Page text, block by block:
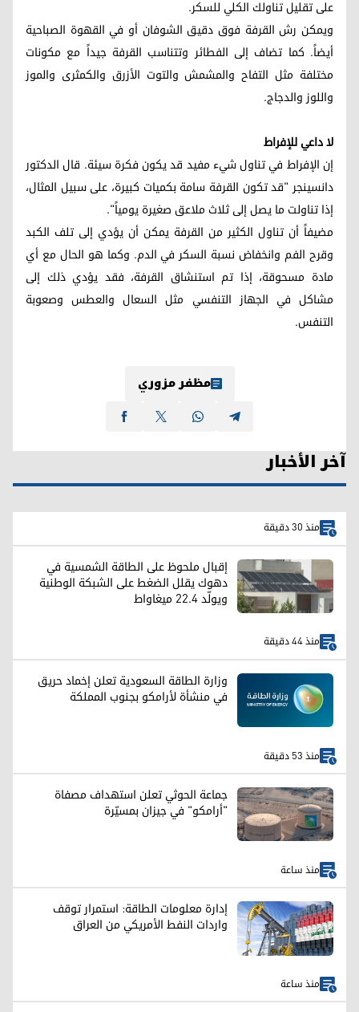
على تقليل تناولك الكلي للسكر.
ويمكن رش القرفة فوق دقيق الشوفان أو في القهوة الصباحية
أيضاً. كما تضاف إلى الفطائر وتتناسب القرفة جيداً مع مكونات
مختلفة مثل التفاح والمشمش والتوت الأزرق والكمثرى والموز
واللوز والدجاج.
لا داعي للإفراط
إن الإفراط في تناول شيء مفيد قد يكون فكرة سيئة. قال الدكتور
دانسينجر "قد تكون القرفة سامة بكميات كبيرة، على سبيل المثال،
إذا تناولت ما يصل إلى ثلاث ملاعق صغيرة يومياً".
مضيفاً أن تناول الكثير من القرفة يمكن أن يؤدي إلى تلف الكبد
وقرح الفم وانخفاض نسبة السكر في الدم. وكما هو الحال مع أي
مادة مسحوقة، إذا تم استنشاق القرفة، فقد يؤدي ذلك إلى
مشاكل في الجهاز التنفسي مثل السعال والعطس وصعوبة
التنفس.
مظفر مزوري
آخر الأخبار
منذ 30 دقيقة
إقبال ملحوظ على الطاقة الشمسية في
دهوك يقلل الضغط على الشبكة الوطنية
ويولّد 22.4 ميغاواط
منذ 44 دقيقة
وزارة الطاقة السعودية تعلن إخماد حريق
في منشأة لأرامكو بجنوب المملكة
منذ 53 دقيقة
جماعة الحوثي تعلن استهداف مصفاة
"أرامكو" في جيزان بمسيّرة
منذ ساعة
إدارة معلومات الطاقة: استمرار توقف
واردات النفط الأمريكي من العراق
منذ ساعة